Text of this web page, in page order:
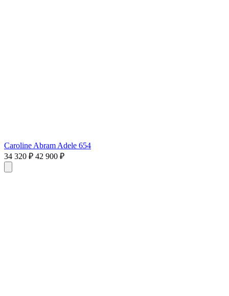
Caroline Abram Adele 654
34 320 ₽ 42 900 ₽